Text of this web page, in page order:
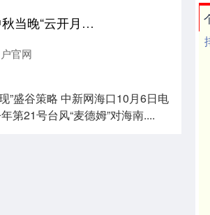
盛谷策略 “麦德姆”对海南影响逐渐结束 中秋当晚“云开月现”
官网
”盛谷策略 中新网海口10月6日电
第21号台风“麦德姆”对海南....